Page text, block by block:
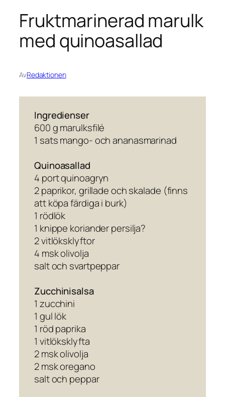
Fruktmarinerad marulk
med quinoasallad
AvRedaktionen
Ingredienser
600 g marulksfilé
1 sats mango- och ananasmarinad
Quinoasallad
4 port quinoagryn
2 paprikor, grillade och skalade (finns
att köpa färdiga i burk)
1 rödlök
1 knippe koriander persilja?
2 vitlöksklyftor
4 msk olivolja
salt och svartpeppar
Zucchinisalsa
1 zucchini
1 gul lök
1 röd paprika
1 vitlöksklyfta
2 msk olivolja
2 msk oregano
salt och peppar